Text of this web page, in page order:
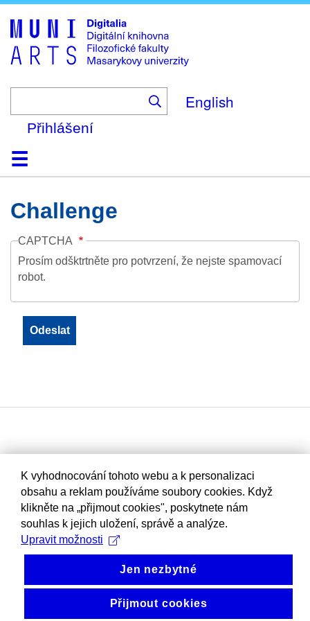
to
main
content
English
Přihlášení
DomůKolekce
Prohlížení
Vyhledávání
O platformě
Nápověda
KontaktDigitalia
Challenge
CAPTCHA
Prosím odšktrtněte pro potvrzení, že nejste spamovací
robot.
K vyhodnocování tohoto webu a k personalizaci
obsahu a reklam používáme soubory cookies. Když
klikněte na „přijmout cookies", poskytnete nám
souhlas k jejich uložení, správě a analýze.
Upravit možnosti
Jen nezbytné
Přijmout cookies